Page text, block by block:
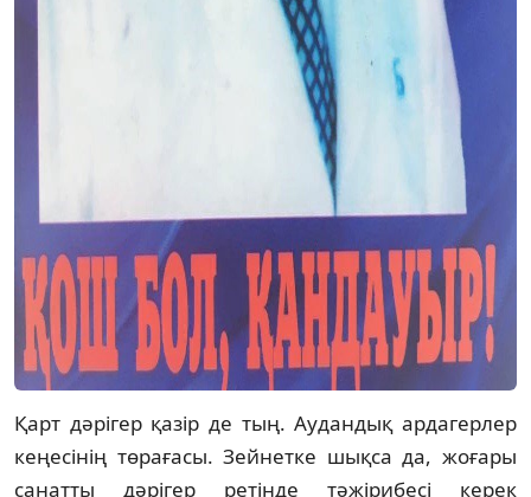
Қарт дәрігер қазір де тың. Аудандық ардагерлер
кеңесінің төрағасы. Зейнетке шықса да, жоғары
санатты дәрігер ретінде тәжірибесі керек